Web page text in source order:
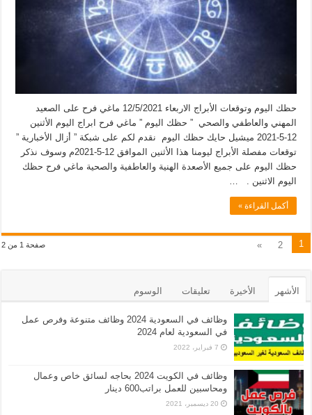
حظك اليوم وتوقعات الأبراج الاربعاء 12/5/2021 ماغي فرح على الصعيد
المهني والعاطفي والصحي ” حظك اليوم ” ماغي فرح ابراج اليوم الأثنين
12-5-2021 ميشيل حايك حظك اليوم نقدم لكم على شبكة ” أزال الأخبارية ”
توقعات مفصلة الأبراج ليومنا هذا الأثنين الموافق 12-5-2021م وسوف نذكر
حظك اليوم على جميع الأصعدة الهنية والعاطفية والصحية ماغي فرح حظك
اليوم الاثنين . …
أكمل القراءة »
صفحة 1 من 2 1
2
»
الأشهر الأخيرة تعليقات الوسوم
وظائف في السعودية 2024 وظائف متنوعة وفرص عمل
في السعودية لعام 2024
7 فبراير، 2022
وظائف في الكويت 2024 بحاجه لسائق خاص وعمال
ومحاسبين للعمل براتب600 دينار
20 ديسمبر، 2021